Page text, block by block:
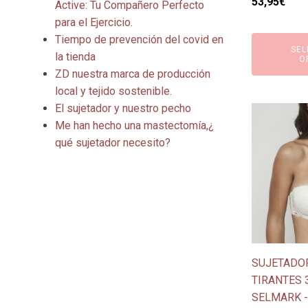
Active: Tu Compañero Perfecto
para el Ejercicio.
Tiempo de prevención del covid en
la tienda
ZD nuestra marca de producción
local y tejido sostenible.
El sujetador y nuestro pecho
Me han hecho una mastectomía,¿
qué sujetador necesito?
original
es:
TIRANTES
SELMARK
múltiples
variantes.
opciones
elegir
en
la